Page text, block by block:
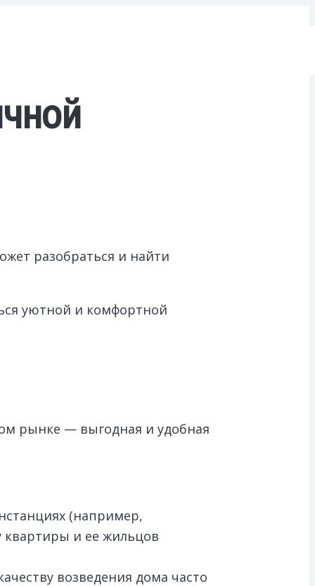
разобраться и найти
уютной и комфортной
рынке — выгодная и удобная
(например,
квартиры и ее жильцов
возведения дома часто